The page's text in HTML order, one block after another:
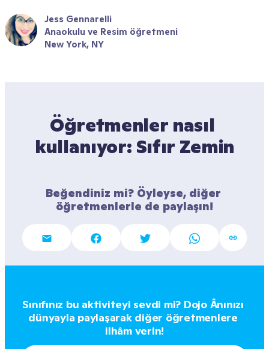
Jess Gennarelli
Anaokulu ve Resim öğretmeni
New York, NY
Öğretmenler nasıl
kullanıyor: Sıfır Zemin
Beğendiniz mi? Öyleyse, diğer
öğretmenlerle de paylaşın!
Sınıfınız bu aktiviteyi sevdi mi? Dojo Ânınızı
dünyayla paylaşarak diğer öğretmenlere
ilhâm verin!